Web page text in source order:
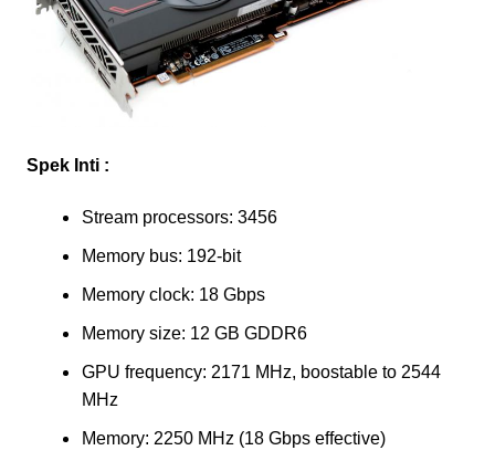
Spek Inti :
Stream processors: 3456
Memory bus: 192-bit
Memory clock: 18 Gbps
Memory size: 12 GB GDDR6
GPU frequency: 2171 MHz, boostable to 2544
MHz
Memory: 2250 MHz (18 Gbps effective)